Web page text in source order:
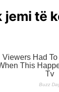
jemi të